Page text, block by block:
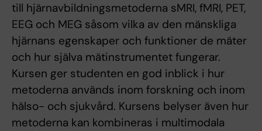
till hjärnavbildningsmetoderna sMRI, fMRI, PET,
EEG och MEG såsom vilka av den mänskliga
hjärnans egenskaper och funktioner de mäter
och hur själva mätinstrumentet fungerar.
Kursen ger studenten en god inblick i hur
metoderna används inom forskning och inom
hälso- och sjukvård. Kursens belyser även hur
metoderna kan kombineras i multimodala